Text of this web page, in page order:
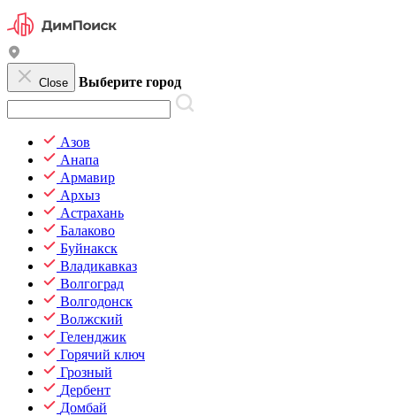
Close Выберите город
Азов
Анапа
Армавир
Архыз
Астрахань
Балаково
Буйнакск
Владикавказ
Волгоград
Волгодонск
Волжский
Геленджик
Горячий ключ
Грозный
Дербент
Домбай